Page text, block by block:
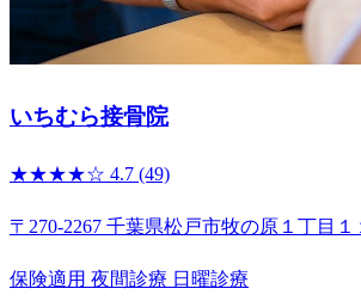
いちむら接骨院
★★★★☆ 4.7 (49)
〒270-2267 千葉県松戸市牧の原１丁目１
保険適用 夜間診療 日曜診療